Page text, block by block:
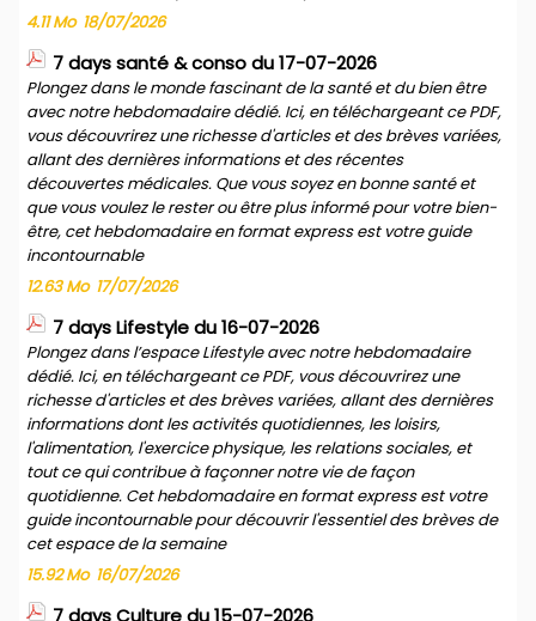
4.11 Mo 18/07/2026
7 days santé & conso du 17-07-2026
Plongez dans le monde fascinant de la santé et du bien être
avec notre hebdomadaire dédié. Ici, en téléchargeant ce PDF,
vous découvrirez une richesse d'articles et des brèves variées,
allant des dernières informations et des récentes
découvertes médicales. Que vous soyez en bonne santé et
que vous voulez le rester ou être plus informé pour votre bien-
être, cet hebdomadaire en format express est votre guide
incontournable
12.63 Mo 17/07/2026
7 days Lifestyle du 16-07-2026
Plongez dans l’espace Lifestyle avec notre hebdomadaire
dédié. Ici, en téléchargeant ce PDF, vous découvrirez une
richesse d'articles et des brèves variées, allant des dernières
informations dont les activités quotidiennes, les loisirs,
l'alimentation, l'exercice physique, les relations sociales, et
tout ce qui contribue à façonner notre vie de façon
quotidienne. Cet hebdomadaire en format express est votre
guide incontournable pour découvrir l'essentiel des brèves de
cet espace de la semaine
15.92 Mo 16/07/2026
7 days Culture du 15-07-2026